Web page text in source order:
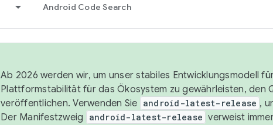
Android Code Search
Ab 2026 werden wir, um unser stabiles Entwicklungsmodell
Plattformstabilität für das Ökosystem zu gewährleisten, den
veröffentlichen. Verwenden Sie android-latest-release ,
Der Manifestzweig
android-latest-release verweist